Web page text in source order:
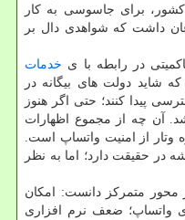
برای جاسوسی به کار
داشت که شواهدی دال بر
در رابطه با ی خدمات
شاید دولت های بیگانه در
پیدا کنند؛ حتی اگر هنوز
آن چه از مجموع اظهارات
وتار از امنیت واتساپ است.
در حقیقت دارد؛ اما به نظر
محور متمرکز دانست: امکان
ضعف نرم افزاری